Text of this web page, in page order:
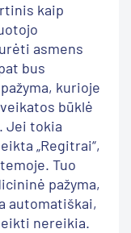
kaip
asmens
bus
kurioje
būklė
Jei tokia
„Regitrai“,
Tuo
pažyma,
automatiškai,
nereikia.